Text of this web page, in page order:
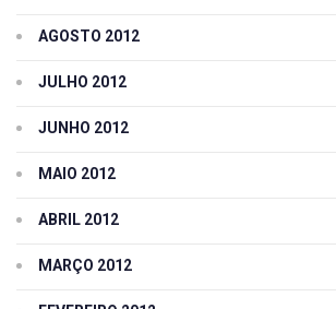
AGOSTO 2012
JULHO 2012
JUNHO 2012
MAIO 2012
ABRIL 2012
MARÇO 2012